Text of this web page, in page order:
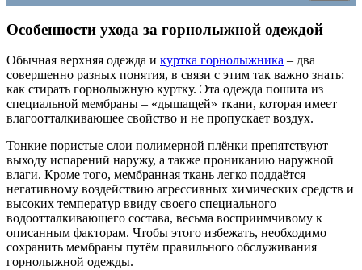
Особенности ухода за горнолыжной одеждой
Обычная верхняя одежда и куртка горнолыжника – два
совершенно разных понятия, в связи с этим так важно знать:
как стирать горнолыжную куртку. Эта одежда пошита из
специальной мембраны – «дышащей» ткани, которая имеет
влагоотталкивающее свойство и не пропускает воздух.
Тонкие пористые слои полимерной плёнки препятствуют
выходу испарений наружу, а также прониканию наружной
влаги. Кроме того, мембранная ткань легко поддаётся
негативному воздействию агрессивных химических средств и
высоких температур ввиду своего специального
водоотталкивающего состава, весьма восприимчивому к
описанным факторам. Чтобы этого избежать, необходимо
сохранить мембраны путём правильного обслуживания
горнолыжной одежды.